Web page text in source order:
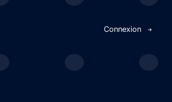
Connexion